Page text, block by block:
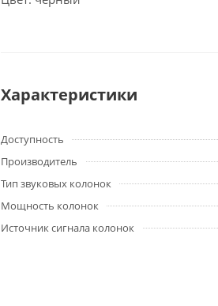
Характеристики
Доступность
Производитель
Тип звуковых колонок
Мощность колонок
Источник сигнала колонок